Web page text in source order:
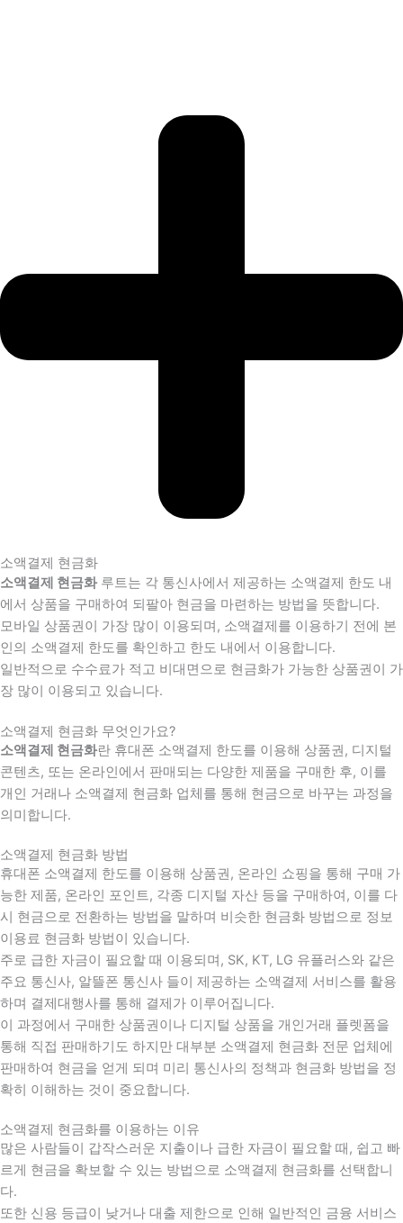
소액결제 현금화
소액결제 현금화루트는 각 통신사에서 제공하는 소액결제 한도 내
에서 상품을 구매하여 되팔아 현금을 마련하는 방법을 뜻합니다.
모바일 상품권이 가장 많이 이용되며, 소액결제를 이용하기 전에 본
인의 소액결제 한도를 확인하고 한도 내에서 이용합니다.
일반적으로 수수료가 적고 비대면으로 현금화가 가능한 상품권이 가
장 많이 이용되고 있습니다.
소액결제 현금화 무엇인가요?
소액결제 현금화란 휴대폰 소액결제 한도를 이용해 상품권, 디지털
콘텐츠, 또는 온라인에서 판매되는 다양한 제품을 구매한 후, 이를
개인 거래나 소액결제 현금화 업체를 통해 현금으로 바꾸는 과정을
의미합니다.
소액결제 현금화 방법
휴대폰 소액결제 한도를 이용해 상품권, 온라인 쇼핑을 통해 구매 가
능한 제품, 온라인 포인트, 각종 디지털 자산 등을 구매하여, 이를 다
시 현금으로 전환하는 방법을 말하며 비슷한 현금화 방법으로 정보
이용료 현금화 방법이 있습니다.
주로 급한 자금이 필요할 때 이용되며, SK, KT, LG 유플러스와 같은
주요 통신사, 알뜰폰 통신사 들이 제공하는 소액결제 서비스를 활용
하며 결제대행사를 통해 결제가 이루어집니다.
이 과정에서 구매한 상품권이나 디지털 상품을 개인거래 플렛폼을
통해 직접 판매하기도 하지만 대부분 소액결제 현금화 전문 업체에
판매하여 현금을 얻게 되며 미리 통신사의 정책과 현금화 방법을 정
확히 이해하는 것이 중요합니다.
소액결제 현금화를 이용하는 이유
많은 사람들이 갑작스러운 지출이나 급한 자금이 필요할 때 , 쉽고 빠
르게 현금을 확보할 수 있는 방법으로 소액결제 현금화를 선택합니
다.
또한 신용 등급이 낮거나 대출 제한으로 인해 일반적인 금융 서비스